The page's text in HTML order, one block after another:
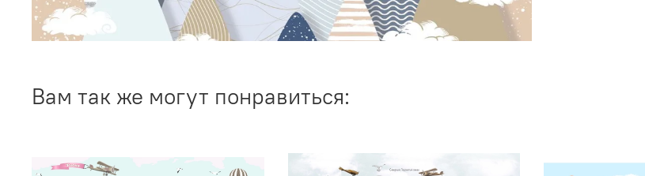
Вам так же могут понравиться: